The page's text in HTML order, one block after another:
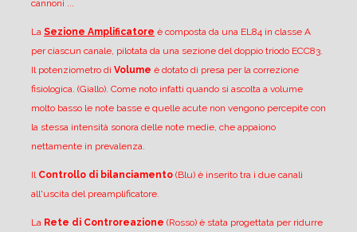
cannoni ...
La Sezione Amplificatore è composta da una EL84 in classe A
per ciascun canale, pilotata da una sezione del doppio triodo ECC83.
Il potenziometro di Volume è dotato di presa per la correzione
fisiologica. (Giallo). Come noto infatti quando si ascolta a volume
molto basso le note basse e quelle acute non vengono percepite con
la stessa intensità sonora delle note medie, che appaiono
nettamente in prevalenza.
Il Controllo di bilanciamento (Blu) è inserito tra i due canali
all'uscita del preamplificatore.
La Rete di Controreazione (Rosso) è stata progettata per ridurre